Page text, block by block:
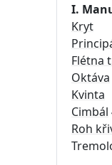
I.
Kryt
Flétna
Oktáva
Kvinta
Cimbál
Roh